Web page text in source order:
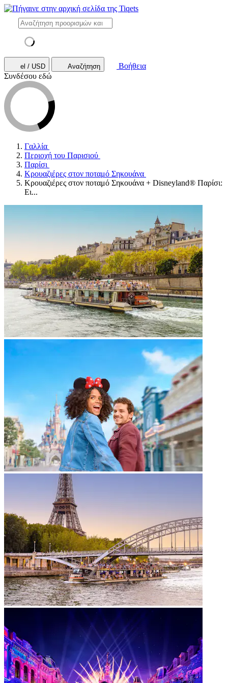
el / USD Αναζήτηση
Βοήθεια
Συνδέσου εδώ
Γαλλία
Περιοχή του Παρισιού
Παρίσι
Κρουαζιέρες στον ποταμό Σηκουάνα
Κρουαζιέρες στον ποταμό Σηκουάνα + Disneyland® Παρίσι:
Ει...